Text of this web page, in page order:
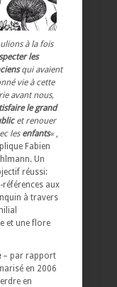
à la fois
les
qui avaient
vie à cette
avant nous,
le grand
et renouer
les enfants«
Fabien
Un
réussi:
aux
à travers
et une flore
– par rapport
en 2006
en